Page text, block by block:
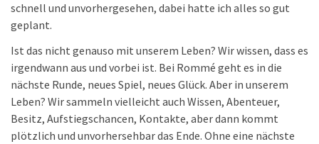
schnell und unvorhergesehen, dabei hatte ich alles so gut
geplant.
Ist das nicht genauso mit unserem Leben? Wir wissen, dass es
irgendwann aus und vorbei ist. Bei Rommé geht es in die
nächste Runde, neues Spiel, neues Glück. Aber in unserem
Leben? Wir sammeln vielleicht auch Wissen, Abenteuer,
Besitz, Aufstiegschancen, Kontakte, aber dann kommt
plötzlich und unvorhersehbar das Ende. Ohne eine nächste